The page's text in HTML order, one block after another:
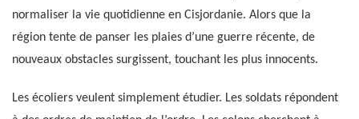
normaliser la vie quotidienne en Cisjordanie. Alors que la
région tente de panser les plaies d’une guerre récente, de
nouveaux obstacles surgissent, touchant les plus innocents.
Les écoliers veulent simplement étudier. Les soldats répondent